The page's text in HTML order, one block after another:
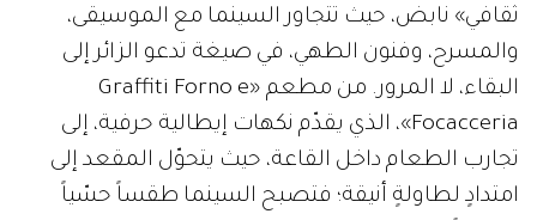
ثقافي» نابض، حيث تتجاور السينما مع الموسيقى،
والمسرح، وفنون الطهي، في صيغة تدعو الزائر إلى
البقاء، لا المرور. من مطعم «Graffiti Forno e
Focacceria»، الذي يقدّم نكهات إيطالية حرفية، إلى
تجارب الطعام داخل القاعة، حيث يتحوّل المقعد إلى
امتدادٍ لطاولةٍ أنيقة؛ فتصبح السينما طقساً حسّياً